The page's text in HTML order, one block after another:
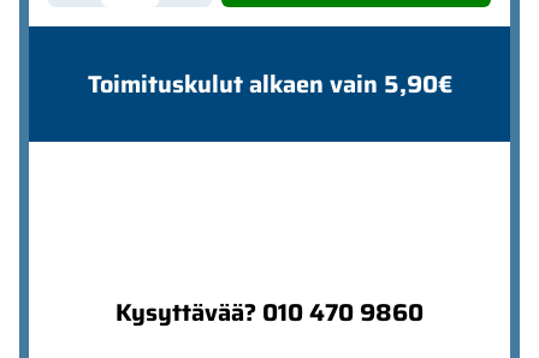
Toimituskulut alkaen vain 5,90€
Kysyttävää? 010 470 9860